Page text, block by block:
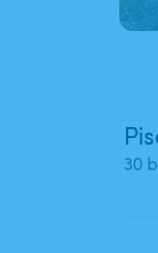
30